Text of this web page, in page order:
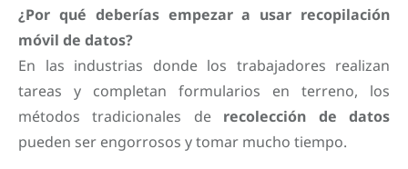
¿Por qué deberías empezar a usar recopilación
móvil de datos?
En las industrias donde los trabajadores realizan
tareas y completan formularios en terreno, los
métodos tradicionales de recolección de datos
pueden ser engorrosos y tomar mucho tiempo.